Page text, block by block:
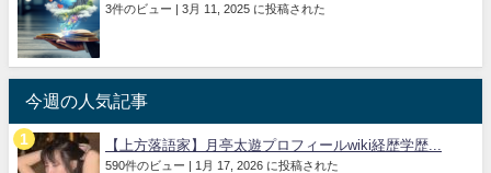
3件のビュー | 3月 11, 2025 に投稿された
今週の人気記事
【上方落語家】月亭太遊プロフィールwiki経歴学歴...
590件のビュー | 1月 17, 2026 に投稿された